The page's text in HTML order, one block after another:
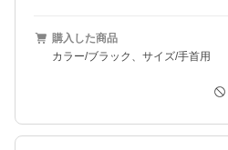
購入した商品
カラー/ブラック、サイズ/手首用